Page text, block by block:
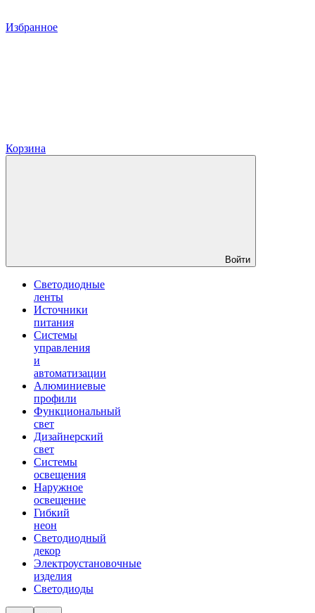
Избранное
Корзина
Войти
Светодиодные
ленты
Источники
питания
Системы
управления
и
автоматизации
Алюминиевые
профили
Функциональный
свет
Дизайнерский
свет
Системы
освещения
Наружное
освещение
Гибкий
неон
Светодиодный
декор
Электроустановочные
изделия
Светодиоды